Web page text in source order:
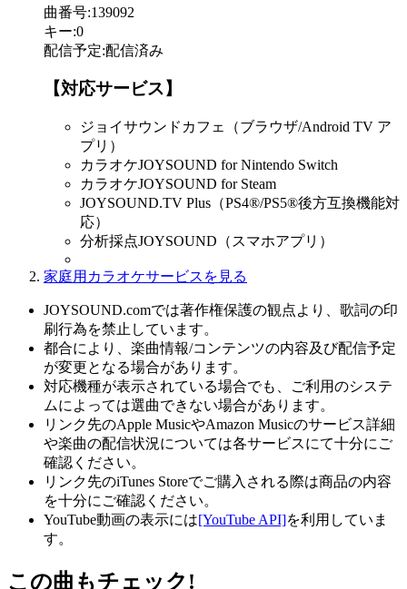
曲番号:139092
キー:0
配信予定:配信済み
【対応サービス】
ジョイサウンドカフェ（ブラウザ/Android TV ア
プリ）
カラオケJOYSOUND for Nintendo Switch
カラオケJOYSOUND for Steam
JOYSOUND.TV Plus（PS4®/PS5®後方互換機能対
応）
分析採点JOYSOUND（スマホアプリ）
家庭用カラオケサービスを見る
JOYSOUND.comでは著作権保護の観点より、歌詞の印
刷行為を禁止しています。
都合により、楽曲情報/コンテンツの内容及び配信予定
が変更となる場合があります。
対応機種が表示されている場合でも、ご利用のシステ
ムによっては選曲できない場合があります。
リンク先のApple MusicやAmazon Musicのサービス詳細
や楽曲の配信状況については各サービスにて十分にご
確認ください。
リンク先のiTunes Storeでご購入される際は商品の内容
を十分にご確認ください。
YouTube動画の表示には[YouTube API]を利用していま
す。
この曲もチェック!